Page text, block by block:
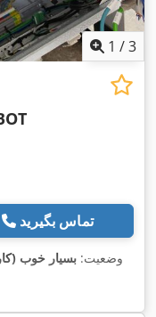
1 /3
تماس بگیرید
وضعیت: بسیار خوب